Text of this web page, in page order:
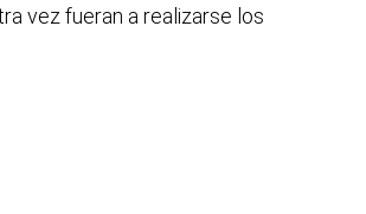
vez fueran a realizarse los